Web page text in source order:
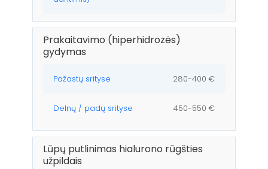
Prakaitavimo (hiperhidrozės)
gydymas
Pažastų srityse 280-400 €
Delnų / padų srityse 450-550 €
Lūpų putlinimas hialurono rūgšties
užpildais